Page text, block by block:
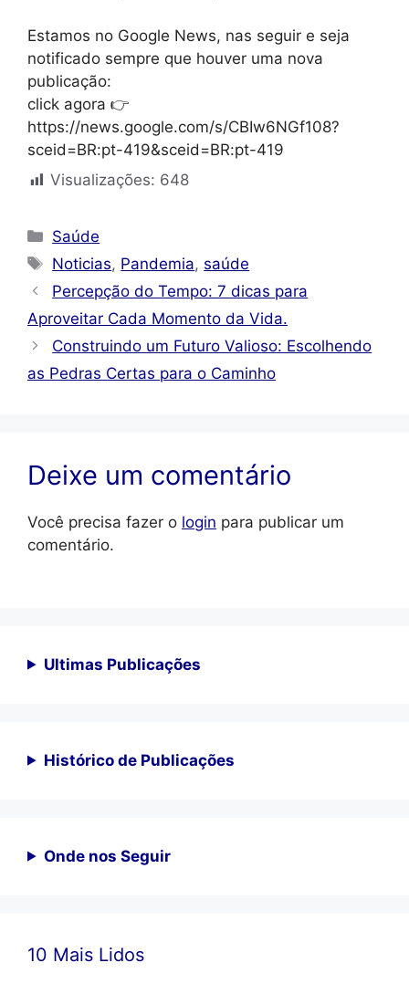
Estamos no Google News, nas seguir e seja
notificado sempre que houver uma nova
publicação:
click agora 👉
https://news.google.com/s/CBIw6NGf108?
sceid=BR:pt-419&sceid=BR:pt-419
Visualizações: 648
Categorias
Saúde
Tags
Noticias, Pandemia, saúde
Percepção do Tempo: 7 dicas para
Aproveitar Cada Momento da Vida.
Construindo um Futuro Valioso: Escolhendo
as Pedras Certas para o Caminho
Deixe um comentário
Você precisa fazer o login para publicar um
comentário.
Ultimas Publicações
Histórico de Publicações
Onde nos Seguir
10 Mais Lidos